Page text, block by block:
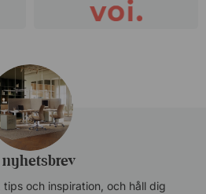
och inspiration, och håll dig